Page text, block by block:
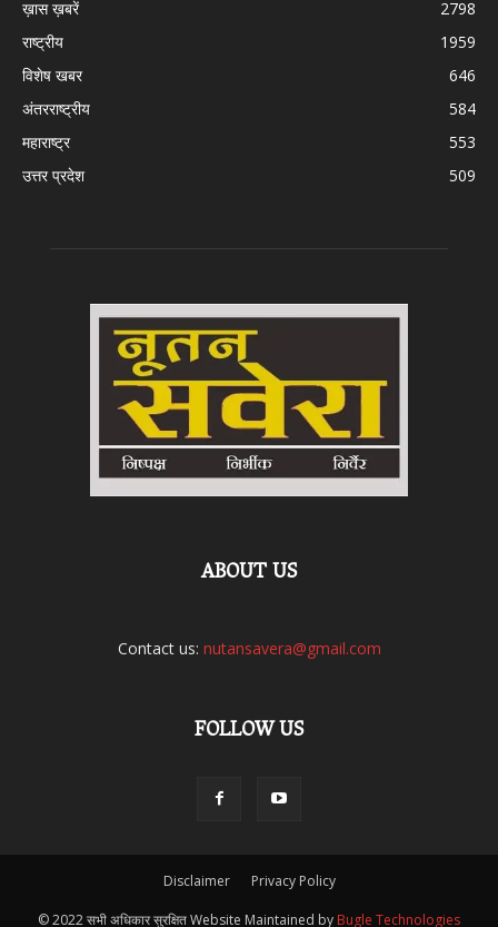
ख़ास ख़बरें
2798
राष्ट्रीय
1959
विशेष खबर
646
अंतरराष्ट्रीय
584
महाराष्ट्र
553
उत्तर प्रदेश
509
ABOUT US
Contact us: nutansavera@gmail.com
FOLLOW US
Disclaimer Privacy Policy
© 2022 सभी अधिकार सुरक्षित Website Maintained by Bugle Technologies